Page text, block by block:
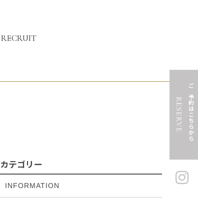
RECRUIT
ご予約はこちらから
RESERVE
カテゴリー
INFORMATION